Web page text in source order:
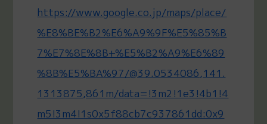
https://www.google.co.jp/maps/place/
%E8%BE%B2%E6%A9%9F%E5%85%B
7%E7%8E%8B+%E5%B2%A9%E6%89
%8B%E5%BA%97/@39.0534086,141.
1313875,861m/data=!3m2!1e3!4b1!4
m5!3m4!1s0x5f88cb7c937861dd:0x9